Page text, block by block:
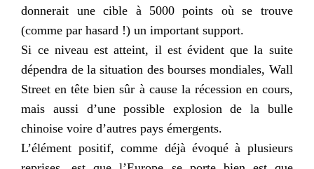
donnerait une cible à 5000 points où se trouve
(comme par hasard !) un important support.
Si ce niveau est atteint, il est évident que la suite
dépendra de la situation des bourses mondiales, Wall
Street en tête bien sûr à cause la récession en cours,
mais aussi d’une possible explosion de la bulle
chinoise voire d’autres paysémergents.
L’élément positif, comme déjà évoqué à plusieurs